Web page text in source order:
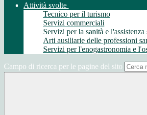
Attività svolte
Tecnico per il turismo
Servizi commerciali
Servizi per la sanità e l'assistenza
Arti ausiliarie delle professioni
Servizi per l'enogastronomia e
Campo di ricerca per le pagine del sito